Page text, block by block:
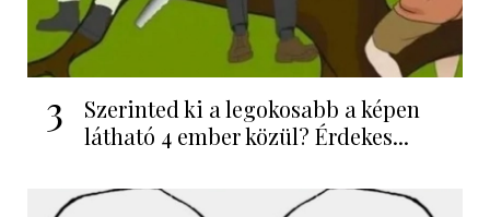
3
Szerinted ki a legokosabb a képen
látható 4 ember közül? Érdekes...